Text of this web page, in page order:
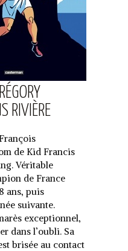
RIVIÈRE
de Kid Francis
Véritable
de France
ans, puis
suivante.
exceptionnel,
dans l’oubli. Sa
brisée au contact